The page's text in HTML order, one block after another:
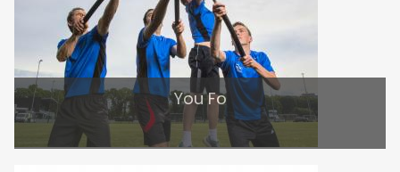
You Fo